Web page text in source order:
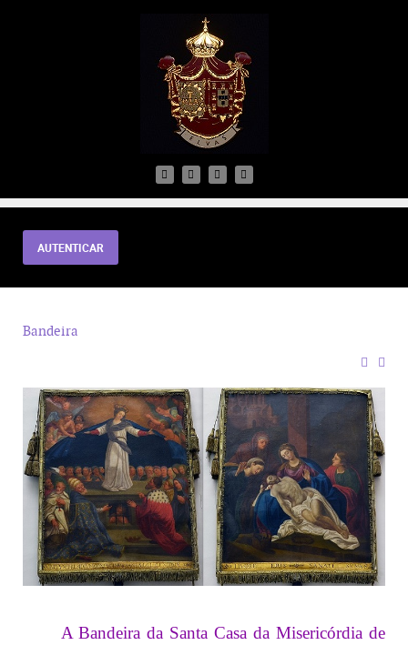
AUTENTICAR
Bandeira
A Bandeira da Santa Casa da Misericórdia de